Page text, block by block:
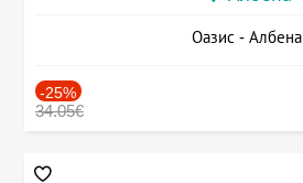
Оазис - Албена
-25%
34.05€